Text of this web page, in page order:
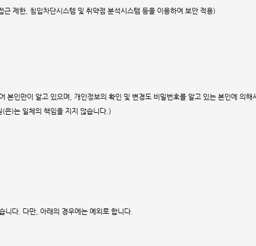
제한, 침입차단시스템 및 취약점 분석시스템 등을 이용하여 보안 적용)
본인만이 알고 있으며, 개인정보의 확인 및 변경도 비밀번호를 알고 있는 본인에 의
은)는 일체의 책임을 지지 않습니다.)
니다. 다만, 아래의 경우에는 예외로 합니다.